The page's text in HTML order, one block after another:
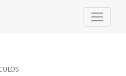
en Aprendizaje Basado en